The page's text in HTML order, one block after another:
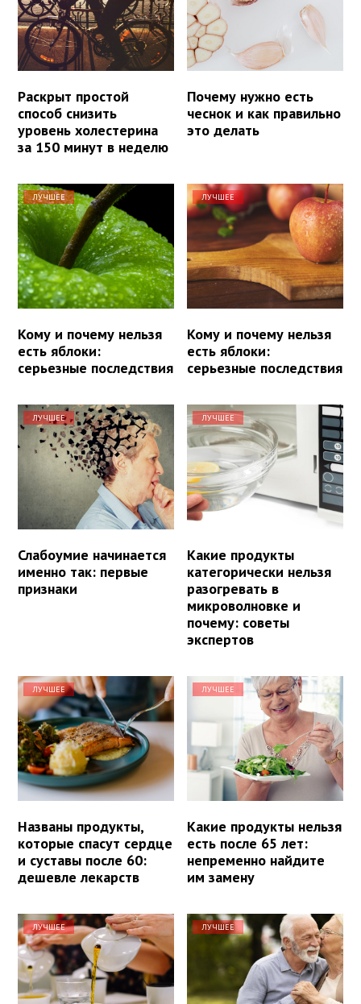
Раскрыт простой
способ снизить
уровень холестерина
за 150 минут в неделю
Почему нужно есть
чеснок и как правильно
это делать
ЛУЧШЕЕ
Кому и почему нельзя
есть яблоки:
серьезные последствия
ЛУЧШЕЕ
Кому и почему нельзя
есть яблоки:
серьезные последствия
ЛУЧШЕЕ
Слабоумие начинается
именно так: первые
признаки
ЛУЧШЕЕ
Какие продукты
категорически нельзя
разогревать в
микроволновке и
почему: советы
экспертов
ЛУЧШЕЕ
Названы продукты,
которые спасут сердце
и суставы после 60:
дешевле лекарств
ЛУЧШЕЕ
Какие продукты нельзя
есть после 65 лет:
непременно найдите
им замену
ЛУЧШЕЕ ЛУЧШЕЕ